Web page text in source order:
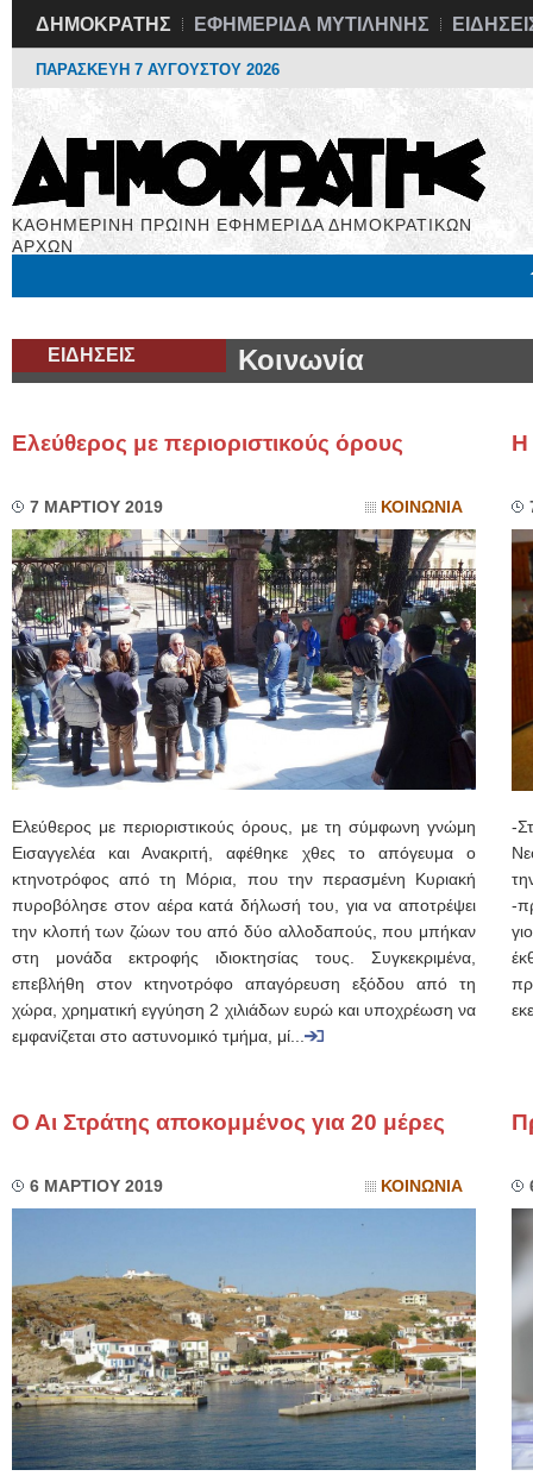
ΔΗΜΟΚΡΑΤΗΣ ΕΦΗΜΕΡΙΔΑ ΜΥΤΙΛΗΝΗΣ
ΠΑΡΑΣΚΕΥΗ 7 ΑΥΓΟΥΣΤΟΥ 2026
ΚΑΘΗΜΕΡΙΝΗ ΠΡΩΙΝΗ ΕΦΗΜΕΡΙΔΑ ΔΗΜΟΚΡΑΤΙΚΩΝ
ΑΡΧΩΝ
ΕΙΔΗΣΕΙΣ Κοινωνία
Ελεύθερος με περιοριστικούς όρους
7 ΜΑΡΤΙΟΥ 2019 ΚΟΙΝΩΝΙΑ
Ελεύθερος με περιοριστικούς όρους, με τη σύμφωνη γνώμη
Εισαγγελέα και Ανακριτή, αφέθηκε χθες το απόγευμα ο
κτηνοτρόφος από τη Μόρια, που την περασμένη Κυριακή
πυροβόλησε στον αέρα κατά δήλωσή του, για να αποτρέψει
την κλοπή των ζώων του από δύο αλλοδαπούς, που μπήκαν
στη μονάδα εκτροφής ιδιοκτησίας τους. Συγκεκριμένα,
επεβλήθη στον κτηνοτρόφο απαγόρευση εξόδου από τη
χώρα, χρηματική εγγύηση 2 χιλιάδων ευρώ και υποχρέωση να
εμφανίζεται στο αστυνομικό τμήμα, μί...
Η
-
-
Ο Αι Στράτης αποκομμένος για 20 μέρες
6 ΜΑΡΤΙΟΥ 2019 ΚΟΙΝΩΝΙΑ